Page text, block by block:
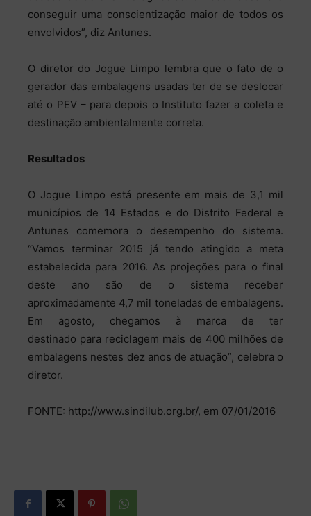
conseguir uma conscientização maior de todos os
envolvidos”, diz Antunes.
O diretor do Jogue Limpo lembra que o fato de o
gerador das embalagens usadas ter de se deslocar
até o PEV – para depois o Instituto fazer a coleta e
destinação ambientalmente correta.
Resultados
O Jogue Limpo está presente em mais de 3,1 mil
municípios de 14 Estados e do Distrito Federal e
Antunes comemora o desempenho do sistema.
“Vamos terminar 2015 já tendo atingido a meta
estabelecida para 2016. As projeções para o final
deste ano são de o sistema receber
aproximadamente 4,7 mil toneladas de embalagens.
Em agosto, chegamos à marca de ter
destinado para reciclagem mais de 400 milhões de
embalagens nestes dez anos de atuação”, celebra o
diretor.
FONTE: http://www.sindilub.org.br/, em 07/01/2016